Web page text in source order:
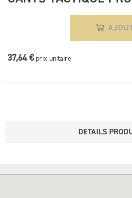
37,64 € prix unitaire
DETAILS